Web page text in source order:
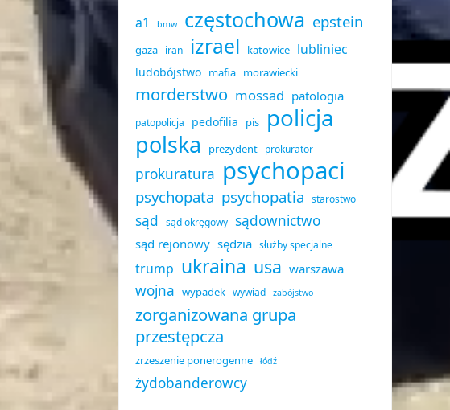
a1 bmw częstochowa epstein
gaza iran izrael katowice lubliniec
ludobójstwo mafia morawiecki
morderstwo mossad patologia
patopolicja pedofilia pis policja
polska prezydent prokurator
prokuratura psychopaci
psychopata psychopatia starostwo
sąd sąd okręgowy sądownictwo
sąd rejonowy sędzia służby specjalne
trump ukraina usa warszawa
wojna wypadek wywiad zabójstwo
zorganizowana grupa
przestępcza
zrzeszenie ponerogenne łódź
żydobanderowcy